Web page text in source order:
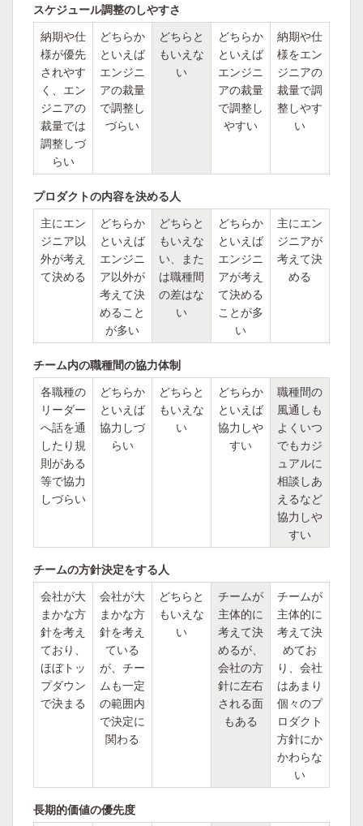
スケジュール調整のしやすさ
納期や仕
様が優先
されやす
く、エン
ジニアの
裁量では
調整しづ
らい
どちらか
といえば
エンジニ
アの裁量
で調整し
づらい
どちらと
もいえな
い
どちらか
といえば
エンジニ
アの裁量
で調整し
やすい
納期や仕
様をエン
ジニアの
裁量で調
整しやす
い
プロダクトの内容を決める人
主にエン
ジニア以
外が考え
て決める
どちらか
といえば
エンジニ
ア以外が
考えて決
めること
が多い
どちらと
もいえな
い、また
は職種間
の差はな
い
どちらか
といえば
エンジニ
アが考え
て決める
ことが多
い
主にエン
ジニアが
考えて決
める
チーム内の職種間の協力体制
各職種の
リーダー
へ話を通
したり規
則がある
等で協力
しづらい
どちらか
といえば
協力しづ
らい
どちらと
もいえな
い
どちらか
といえば
協力しや
すい
職種間の
風通しも
よくいつ
でもカジ
ュアルに
相談しあ
えるなど
協力しや
すい
チームの方針決定をする人
会社が大
まかな方
針を考え
ており、
ほぼトッ
プダウン
で決まる
会社が大
まかな方
針を考え
ている
が、チー
ムも一定
の範囲内
で決定に
関わる
どちらと
もいえな
い
チームが
主体的に
考えて決
めるが、
会社の方
針に左右
される面
もある
チームが
主体的に
考えて決
めてお
り、会社
はあまり
個々のプ
ロダクト
方針にか
かわらな
い
長期的価値の優先度